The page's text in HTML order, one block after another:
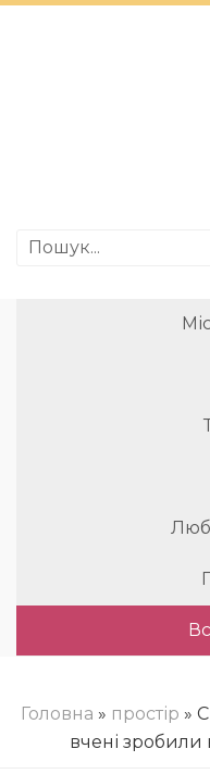
Головна » простір »
вчені зробили